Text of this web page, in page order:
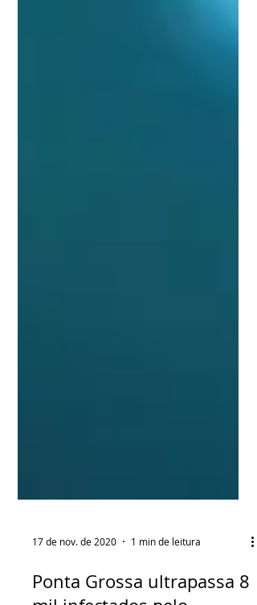
17 de nov. de 2020 1 min de leitura